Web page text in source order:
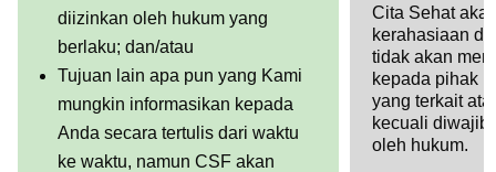
diizinkan oleh hukum yang
berlaku; dan/atau
Tujuan lain apa pun yang Kami
mungkin informasikan kepada
Anda secara tertulis dari waktu
ke waktu, namun CSF akan
Cita Sehat
kerahasiaan
tidak akan
kepada pihak
yang terkait
kecuali
oleh hukum.